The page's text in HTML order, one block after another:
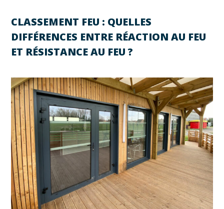
CLASSEMENT FEU : QUELLES
DIFFÉRENCES ENTRE RÉACTION AU FEU
ET RÉSISTANCE AU FEU ?